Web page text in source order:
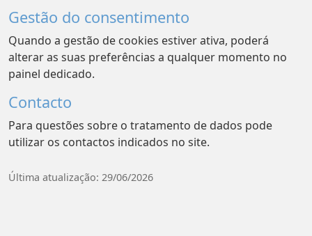
Gestão do consentimento
Quando a gestão de cookies estiver ativa, poderá
alterar as suas preferências a qualquer momento no
painel dedicado.
Contacto
Para questões sobre o tratamento de dados pode
utilizar os contactos indicados no site.
Última atualização: 29/06/2026